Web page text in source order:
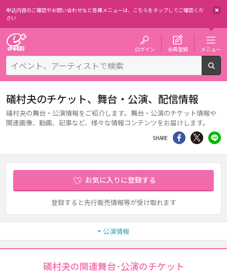
申込内容のご確認やお問い合わせなど各種メニューは、 こちらをタップしてご確認くだ
さい
ログイン 会員登録 メニュー
礒村夬のチケット、舞台・公演、配信情報
礒村夬の舞台・公演情報をご紹介します。舞台・公演のチケット情報や
関連画像、動画、記事など、様々な情報コンテンツをお届けします。
SHARE シェア Twitter
お気に入りに登録する
登録すると先行販売情報等が受け取れます
公演情報
礒村夬の関連舞台･公演のチケット